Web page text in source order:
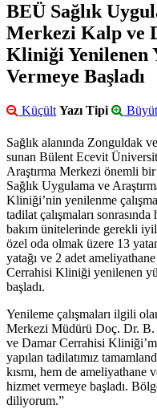
BEÜ Sağlık
Merkezi Kalp ve
Kliniği Yenilenen
Vermeye Başladı
Küçült Yazı Tipi Büyüt
Sağlık alanında Zonguldak
sunan Bülent Ecevit
Araştırma Merkezi önemli bir
Sağlık Uygulama ve
Kliniği’nin yenilenme
tadilat çalışmaları
bakım ünitelerinde gerekli
özel oda olmak üzere 13
yatağı ve 2 adet
Cerrahisi Kliniği yenilenen
başladı.
Yenileme çalışmaları ilgili
Merkezi Müdürü Doç. Dr. B.
ve Damar Cerrahisi
yapılan tadilatımız
kısmı, hem de
hizmet vermeye başladı.
diliyorum.”